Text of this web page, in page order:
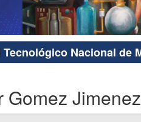
Nacional de
Gomez